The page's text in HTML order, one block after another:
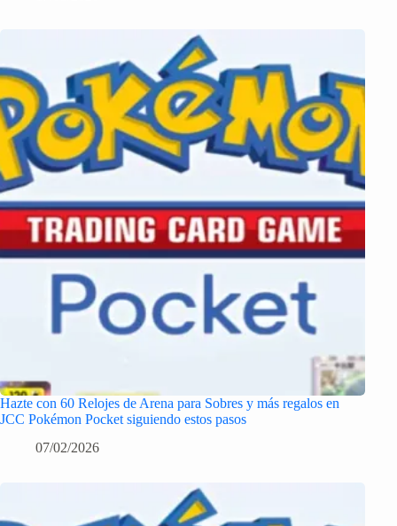
Hazte con 60 Relojes de Arena para Sobres y más regalos en
JCC Pokémon Pocket siguiendo estos pasos
07/02/2026